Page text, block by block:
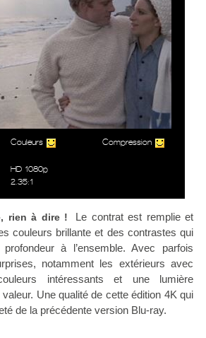
Couleurs Compression
HD 1080p
2.35:1
rien à dire !
Le contrat est remplie et
couleurs brillante et des contrastes qui
à l’ensemble. Avec parfois
notamment les extérieurs avec
intéressants et une lumière
Une qualité de cette édition 4K qui
de la précédente version Blu-ray.